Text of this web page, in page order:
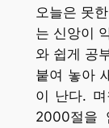
오늘은 못
는 신앙이
와 쉽게 공
붙여 놓아
이 난다.
2000절을